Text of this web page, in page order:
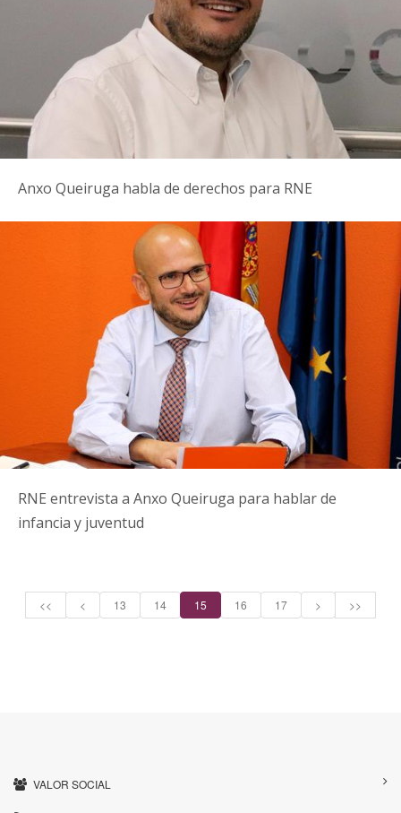
Anxo Queiruga habla de derechos para RNE
RNE entrevista a Anxo Queiruga para hablar de
infancia y juventud
<< < 13 14 15 16 17 > >>
VALOR SOCIAL